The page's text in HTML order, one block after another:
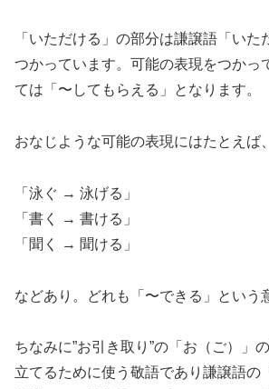
「いただける」の部分は謙譲語「いた
つかっています。可能の表現をつかっ
ては「〜してもらえる」となります。
おなじような可能の表現にはたとえば、
「泳ぐ → 泳げる」
「書く → 書ける」
「聞く → 聞ける」
などあり。どれも「〜できる」という
ちなみに”お引き取り”の「お（ご）」
立てるために使う敬語であり謙譲語の